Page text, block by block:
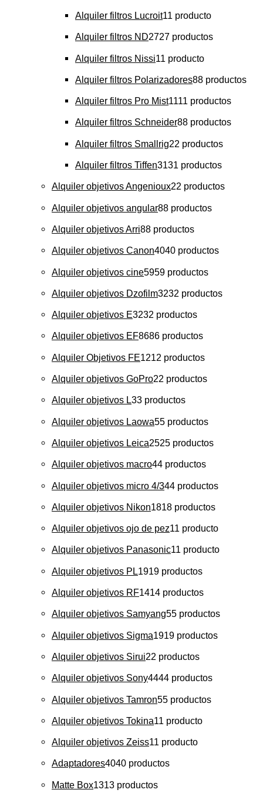
Alquiler filtros Lucroit11 producto
Alquiler filtros ND2727 productos
Alquiler filtros Nissi11 producto
Alquiler filtros Polarizadores88 productos
Alquiler filtros Pro Mist1111 productos
Alquiler filtros Schneider88 productos
Alquiler filtros Smallrig22 productos
Alquiler filtros Tiffen3131 productos
Alquiler objetivos Angenioux22 productos
Alquiler objetivos angular88 productos
Alquiler objetivos Arri88 productos
Alquiler objetivos Canon4040 productos
Alquiler objetivos cine5959 productos
Alquiler objetivos Dzofilm3232 productos
Alquiler objetivos E3232 productos
Alquiler objetivos EF8686 productos
Alquiler Objetivos FE1212 productos
Alquiler objetivos GoPro22 productos
Alquiler objetivos L33 productos
Alquiler objetivos Laowa55 productos
Alquiler objetivos Leica2525 productos
Alquiler objetivos macro44 productos
Alquiler objetivos micro 4/344 productos
Alquiler objetivos Nikon1818 productos
Alquiler objetivos ojo de pez11 producto
Alquiler objetivos Panasonic11 producto
Alquiler objetivos PL1919 productos
Alquiler objetivos RF1414 productos
Alquiler objetivos Samyang55 productos
Alquiler objetivos Sigma1919 productos
Alquiler objetivos Sirui22 productos
Alquiler objetivos Sony4444 productos
Alquiler objetivos Tamron55 productos
Alquiler objetivos Tokina11 producto
Alquiler objetivos Zeiss11 producto
Adaptadores4040 productos
Matte Box1313 productos